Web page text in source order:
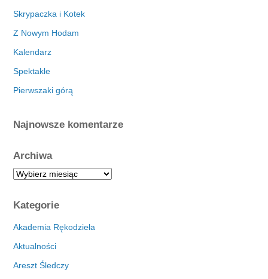
Skrypaczka i Kotek
Z Nowym Hodam
Kalendarz
Spektakle
Pierwszaki górą
Najnowsze komentarze
Archiwa
A
c
h
i
a
Kategorie
Akademia Rękodzieła
Aktualności
Areszt Śledczy